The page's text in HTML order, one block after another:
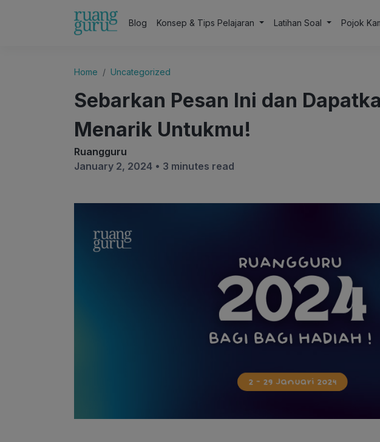
Blog Konsep & Tips Pelajaran Latihan Soal Pojok
Home Uncategorized
Sebarkan Pesan Ini dan
Menarik Untukmu!
Ruangguru
January 2, 2024 • 3 minutes read